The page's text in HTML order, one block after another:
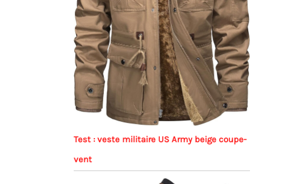
Test : veste militaire US Army beige coupe-
vent